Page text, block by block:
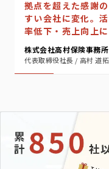
拠点を超えた感謝
すい会社に変化。
率低下・売上向上
株式会社高村保険事務所
代表取締役社長 / 高村 道